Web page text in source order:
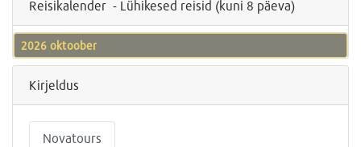
Reisikalender - Lühikesed reisid (kuni 8 päeva)
2026 oktoober
Kirjeldus
Novatours